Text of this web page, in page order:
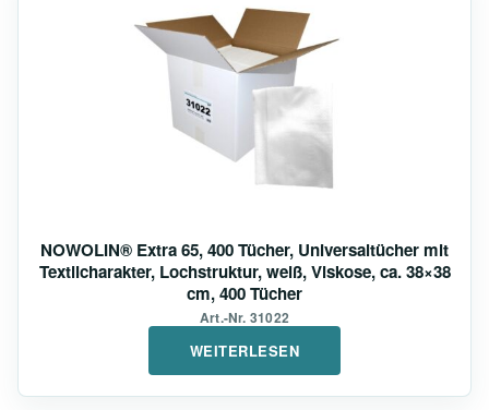
NOWOLIN® Extra 65, 400 Tücher, Universaltücher mit
Textilcharakter, Lochstruktur, weiß, Viskose, ca. 38×38
cm, 400 Tücher
Art.-Nr. 31022
WEITERLESEN